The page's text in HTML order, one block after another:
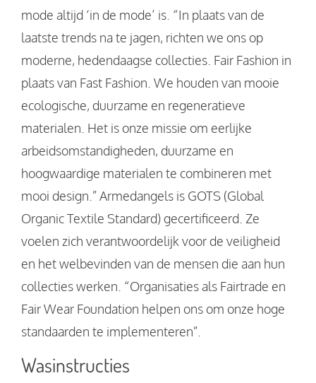
mode altijd ‘in de mode’ is. “In plaats van de
laatste trends na te jagen, richten we ons op
moderne, hedendaagse collecties. Fair Fashion in
plaats van Fast Fashion. We houden van mooie
ecologische, duurzame en regeneratieve
materialen. Het is onze missie om eerlijke
arbeidsomstandigheden, duurzame en
hoogwaardige materialen te combineren met
mooi design.” Armedangels is GOTS (Global
Organic Textile Standard) gecertificeerd. Ze
voelen zich verantwoordelijk voor de veiligheid
en het welbevinden van de mensen die aan hun
collecties werken. “Organisaties als Fairtrade en
Fair Wear Foundation helpen ons om onze hoge
standaarden te implementeren”.
Wasinstructies